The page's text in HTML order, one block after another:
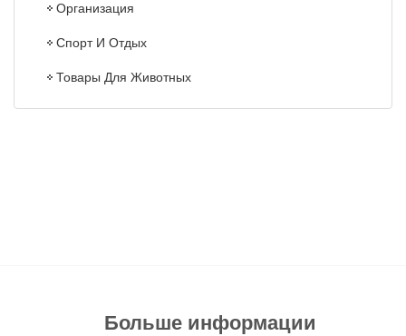
Организация
Спорт И Отдых
Товары Для Животных
Больше информации